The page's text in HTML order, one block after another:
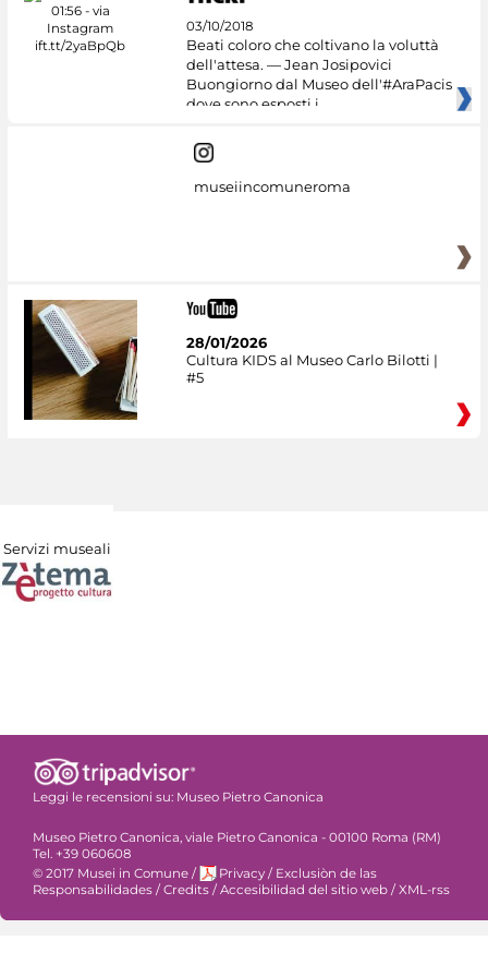
03/10/2018
Beati coloro che coltivano la voluttà
dell'attesa. — Jean Josipovici
Buongiorno dal Museo dell'#AraPacis
dove sono esposti i
museiincomuneroma
28/01/2026
Cultura KIDS al Museo Carlo Bilotti |
#5
Servizi museali
Leggi le recensioni su: Museo Pietro Canonica
Museo Pietro Canonica, viale Pietro Canonica - 00100 Roma (RM)
Tel. +39 060608
© 2017 Musei in Comune / Privacy / Exclusiòn de las
Responsabilidades / Credits / Accesibilidad del sitio web / XML-rss